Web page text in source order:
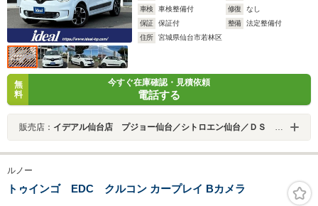
車検
車検整備付 修復
なし
保証
保証付 整備
法定整備付
住所
宮城県仙台市若林区
無
料
今すぐ在庫確認・見積依頼
電話する
販売店： イデアル仙台店 プジョー仙台／シトロエン仙台／ＤＳ ＳＴＯＲＥ仙台 （株）イデアル
ルノー
トゥインゴ EDC クルコン カープレイ Bカメラ